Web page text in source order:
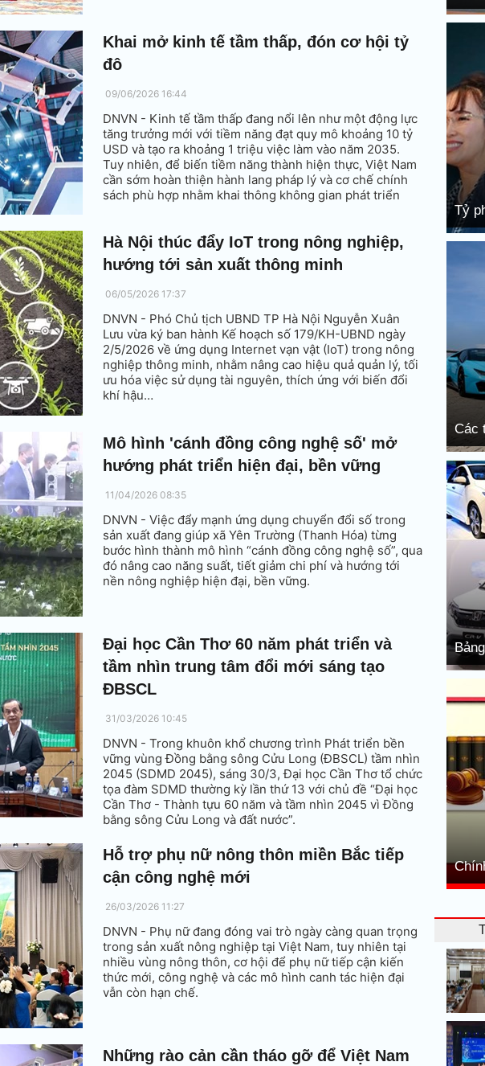
Khai mở kinh tế tầm thấp, đón cơ hội tỷ
đô
09/06/2026 16:44
DNVN - Kinh tế tầm thấp đang nổi lên như một động lực
tăng trưởng mới với tiềm năng đạt quy mô khoảng 10 tỷ
USD và tạo ra khoảng 1 triệu việc làm vào năm 2035.
Tuy nhiên, để biến tiềm năng thành hiện thực, Việt Nam
cần sớm hoàn thiện hành lang pháp lý và cơ chế chính
sách phù hợp nhằm khai thông không gian phát triển
Hà Nội thúc đẩy IoT trong nông nghiệp,
hướng tới sản xuất thông minh
06/05/2026 17:37
DNVN - Phó Chủ tịch UBND TP Hà Nội Nguyễn Xuân
Lưu vừa ký ban hành Kế hoạch số 179/KH-UBND ngày
2/5/2026 về ứng dụng Internet vạn vật (IoT) trong nông
nghiệp thông minh, nhằm nâng cao hiệu quả quản lý, tối
ưu hóa việc sử dụng tài nguyên, thích ứng với biến đổi
khí hậu…
Mô hình 'cánh đồng công nghệ số' mở
hướng phát triển hiện đại, bền vững
11/04/2026 08:35
DNVN - Việc đẩy mạnh ứng dụng chuyển đổi số trong
sản xuất đang giúp xã Yên Trường (Thanh Hóa) từng
bước hình thành mô hình “cánh đồng công nghệ số”, qua
đó nâng cao năng suất, tiết giảm chi phí và hướng tới
nền nông nghiệp hiện đại, bền vững.
Đại học Cần Thơ 60 năm phát triển và
tầm nhìn trung tâm đổi mới sáng tạo
ĐBSCL
31/03/2026 10:45
DNVN - Trong khuôn khổ chương trình Phát triển bền
vững vùng Đồng bằng sông Cửu Long (ĐBSCL) tầm nhìn
2045 (SDMD 2045), sáng 30/3, Đại học Cần Thơ tổ chức
tọa đàm SDMD thường kỳ lần thứ 13 với chủ đề “Đại học
Cần Thơ - Thành tựu 60 năm và tầm nhìn 2045 vì Đồng
bằng sông Cửu Long và đất nước”.
Hỗ trợ phụ nữ nông thôn miền Bắc tiếp
cận công nghệ mới
26/03/2026 11:27
DNVN - Phụ nữ đang đóng vai trò ngày càng quan trọng
trong sản xuất nông nghiệp tại Việt Nam, tuy nhiên tại
nhiều vùng nông thôn, cơ hội để phụ nữ tiếp cận kiến
thức mới, công nghệ và các mô hình canh tác hiện đại
vẫn còn hạn chế.
Những rào cản cần tháo gỡ để Việt Nam
Tỷ
Các